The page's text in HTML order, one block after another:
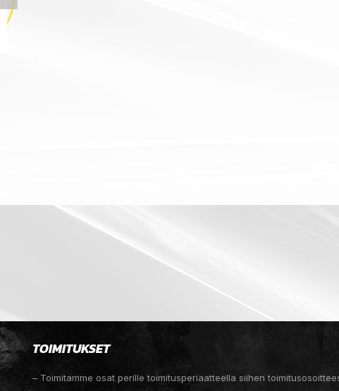
TOIMITUKSET
– Toimitamme osat perille toimitusperiaatteella siihen